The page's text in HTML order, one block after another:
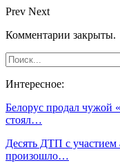
Prev Next
Комментарии закрыты.
Интересное:
Белорус продал чужой
стоял…
Десять ДТП с участием
произошло…